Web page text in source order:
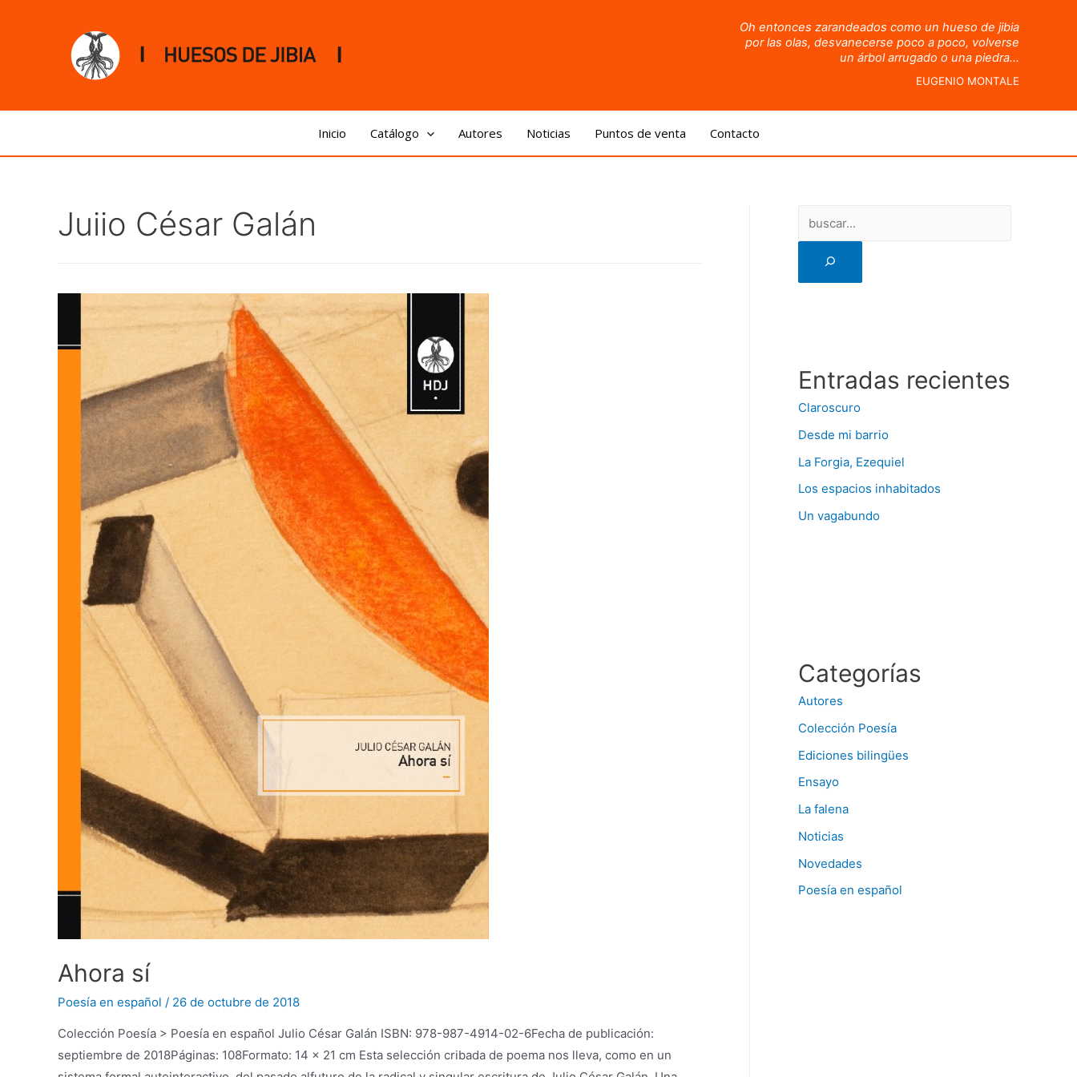
Oh entonces zarandeados como un hueso de jibia
por las olas, desvanecerse poco a poco, volverse
un árbol arrugado o una piedra…
EUGENIO MONTALE
Inicio Catálogo Autores Noticias Puntos de venta Contacto
Juiio César Galán
Ahora sí
Poesía en español / 26 de octubre de 2018
Colección Poesía > Poesía en español Julio César Galán ISBN: 978-987-4914-02-6Fecha de publicación:
septiembre de 2018Páginas: 108Formato: 14 x 21 cm Esta selección cribada de poema nos lleva, como en un
Entradas recientes
Claroscuro
Desde mi barrio
La Forgia, Ezequiel
Los espacios inhabitados
Un vagabundo
Categorías
Autores
Colección Poesía
Ediciones bilingües
Ensayo
La falena
Noticias
Novedades
Poesía en español